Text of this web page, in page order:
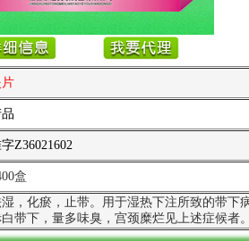
Z36021602
盒
，化瘀，止带。用于湿热下注所致的带下
带下，量多味臭，宫颈糜烂见上述症候者